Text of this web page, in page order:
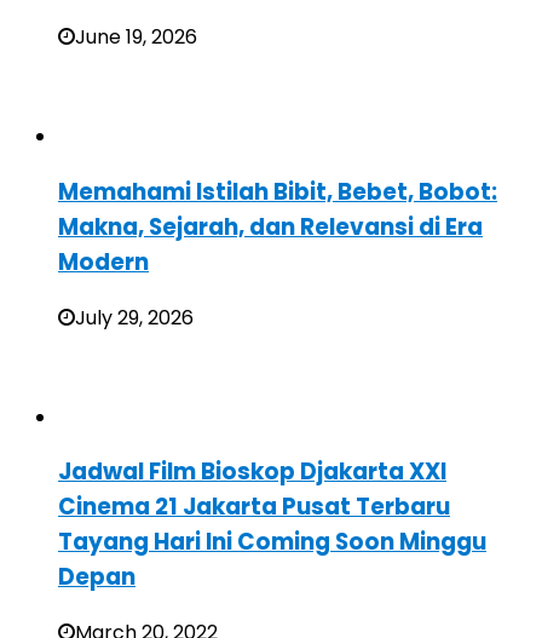
June 19, 2026
Memahami Istilah Bibit, Bebet, Bobot:
Makna, Sejarah, dan Relevansi di Era
Modern
July 29, 2026
Jadwal Film Bioskop Djakarta XXI
Cinema 21 Jakarta Pusat Terbaru
Tayang Hari Ini Coming Soon Minggu
Depan